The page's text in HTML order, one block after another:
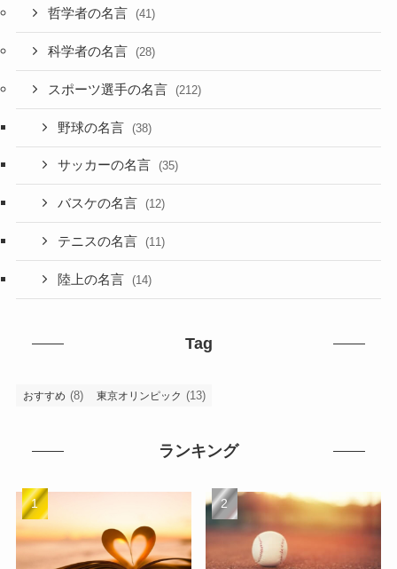
哲学者の名言 (41)
科学者の名言 (28)
スポーツ選手の名言 (212)
野球の名言 (38)
サッカーの名言 (35)
バスケの名言 (12)
テニスの名言 (11)
陸上の名言 (14)
Tag
おすすめ (8) 東京オリンピック (13)
ランキング